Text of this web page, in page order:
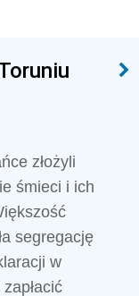
złożyli
śmieci i ich
segregację
w